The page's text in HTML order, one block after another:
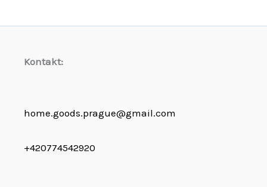
Kontakt:
home.goods.prague@gmail.com
+420774542920